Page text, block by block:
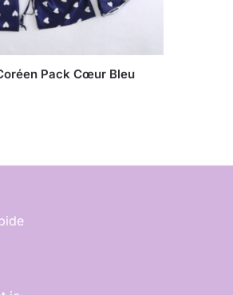
Pack Cœur Bleu